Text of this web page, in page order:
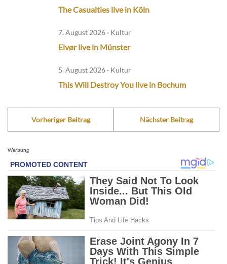
The Casualties live in Köln
7. August 2026 · Kultur
Eivør live in Münster
5. August 2026 · Kultur
This Will Destroy You live in Bochum
Vorheriger Beitrag Nächster Beitrag
Werbung